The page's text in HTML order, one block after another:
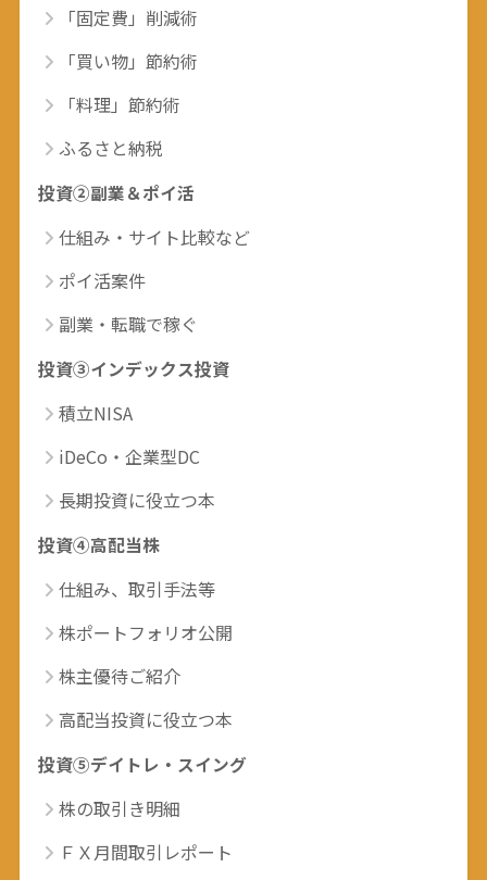
「固定費」削減術
「買い物」節約術
「料理」節約術
ふるさと納税
投資②副業＆ポイ活
仕組み・サイト比較など
ポイ活案件
副業・転職で稼ぐ
投資③インデックス投資
積立NISA
iDeCo・企業型DC
長期投資に役立つ本
投資④高配当株
仕組み、取引手法等
株ポートフォリオ公開
株主優待ご紹介
高配当投資に役立つ本
投資⑤デイトレ・スイング
株の取引き明細
ＦＸ月間取引レポート